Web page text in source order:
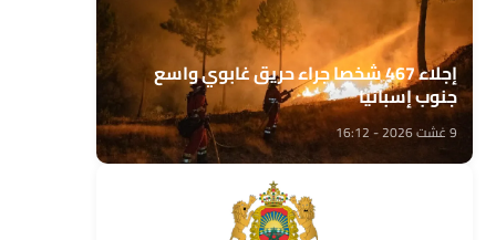
إجلاء 467 شخصا جراء حريق غابوي واسع
جنوب إسبانيا
9 غشت 2026 - 16:12